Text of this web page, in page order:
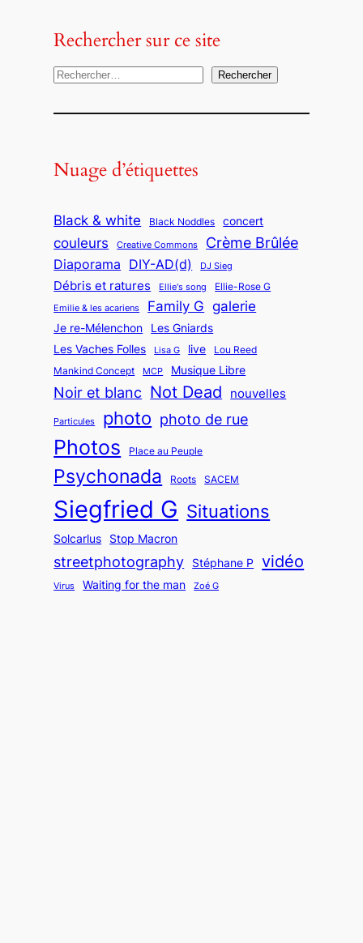
Rechercher sur ce site
R
c
e
r
h
e
r
Rechercher
Nuage d’étiquettes
Black & white Black Noddles concert
couleurs Creative Commons Crème Brûlée
Diaporama DIY-AD(d) DJ Sieg
Débris et ratures Ellie's song Ellie-Rose G
Emilie & les acariens Family G galerie
Je re-Mélenchon Les Gniards
Les Vaches Folles Lisa G live
Lou Reed
Mankind Concept
MCP Musique Libre
Noir et blanc Not Dead nouvelles
Particules photo photo de rue
Photos Place au Peuple
Psychonada Roots SACEM
Siegfried G Situations
Solcarlus Stop Macron
streetphotography Stéphane P vidéo
Virus Waiting for the man Zoé G